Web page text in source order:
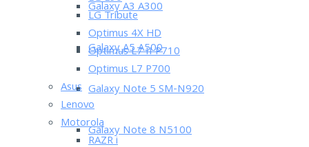
Galaxy A3 A300
Galaxy A5 A500
Galaxy Note 5 SM-N920
Galaxy Note 8 N5100
LG Tribute
Optimus 4X HD
Optimus L7 II P710
Optimus L7 P700
Asus
Lenovo
Motorola
RAZR i